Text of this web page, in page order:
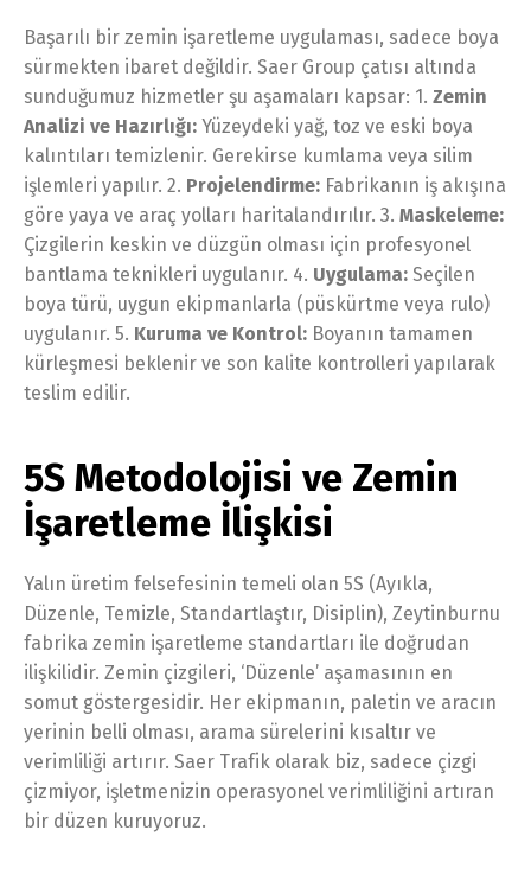
Başarılı bir zemin işaretleme uygulaması, sadece boya
sürmekten ibaret değildir. Saer Group çatısı altında
sunduğumuz hizmetler şu aşamaları kapsar: 1. Zemin
Analizi ve Hazırlığı: Yüzeydeki yağ, toz ve eski boya
kalıntıları temizlenir. Gerekirse kumlama veya silim
işlemleri yapılır. 2. Projelendirme: Fabrikanın iş akışına
göre yaya ve araç yolları haritalandırılır. 3. Maskeleme:
Çizgilerin keskin ve düzgün olması için profesyonel
bantlama teknikleri uygulanır. 4. Uygulama: Seçilen
boya türü, uygun ekipmanlarla (püskürtme veya rulo)
uygulanır. 5. Kuruma ve Kontrol: Boyanın tamamen
kürleşmesi beklenir ve son kalite kontrolleri yapılarak
teslim edilir.
5S Metodolojisi ve Zemin
İşaretleme İlişkisi
Yalın üretim felsefesinin temeli olan 5S (Ayıkla,
Düzenle, Temizle, Standartlaştır, Disiplin), Zeytinburnu
fabrika zemin işaretleme standartları ile doğrudan
ilişkilidir. Zemin çizgileri, ‘Düzenle’ aşamasının en
somut göstergesidir. Her ekipmanın, paletin ve aracın
yerinin belli olması, arama sürelerini kısaltır ve
verimliliği artırır. Saer Trafik olarak biz, sadece çizgi
çizmiyor, işletmenizin operasyonel verimliliğini artıran
bir düzen kuruyoruz.